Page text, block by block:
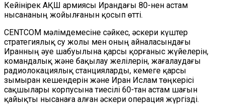
Кейінірек АҚШ армиясы Ирандағы 80-нен астам
нысананың жойылғанын қосып өтті.
CENTCOM мәлімдемесіне сәйкес, әскери күштер
стратегиялық су жолы мен оның айналасындағы
Иранның әуе шабуылына қарсы қорғаныс жүйелерін,
командалық және бақылау желілерін, жағалаудағы
радиолокациялық станцияларды, кемеге қарсы
зымыран кешендерін және Иран Ислам төңкерісі
сақшылары корпусына тиесілі 60-тан астам шағын
қайықты нысанаға алған әскери операция жүргізді.